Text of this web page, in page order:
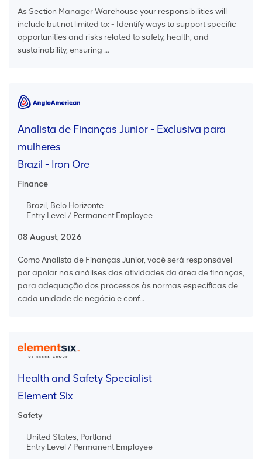
As Section Manager Warehouse your responsibilities will
include but not limited to: - Identify ways to support specific
opportunities and risks related to safety, health, and
sustainability, ensuring ...
Analista de Finanças Junior - Exclusiva para
mulheres
Brazil - Iron Ore
Finance
Brazil, Belo Horizonte
Entry Level / Permanent Employee
08 August, 2026
Como Analista de Finanças Junior, você será responsável
por apoiar nas análises das atividades da área de finanças,
para adequação dos processos às normas específicas de
cada unidade de negócio e conf...
Health and Safety Specialist
Element Six
Safety
United States, Portland
Entry Level / Permanent Employee